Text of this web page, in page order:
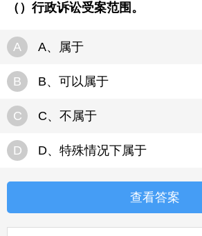
（）行政诉讼受案范围。
A A、属于
B B、可以属于
C C、不属于
D D、特殊情况下属于
查看答案